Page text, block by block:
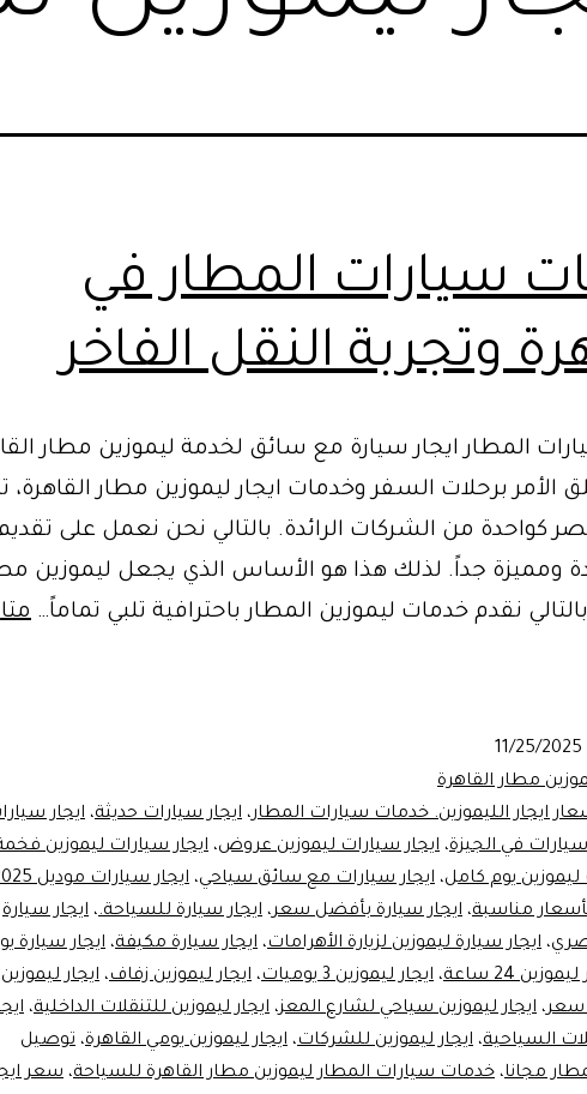
سيارات المطار في
وتجربة النقل الفاخر
المطار ايجار سيارة مع سائق لخدمة ليموزين مطار
الأمر برحلات السفر وخدمات ايجار ليموزين مطار القاهرة،
كواحدة من الشركات الرائدة. بالتالي نحن نعمل على
ومميزة جداً. لذلك هذا هو الأساس الذي يجعل ليموزين
نقدم خدمات ليموزين المطار باحترافية تلبي تماماً…
11/25/2025
مطار القاهرة
ايجار الليموزين. خدمات سيارات المطار، ايجار سيارات حديثة، ايجار
سيارات في الجيزة، ايجار سيارات ليموزين عروض، ايجار سيارات ليموزين
ليموزين يوم كامل، ايجار سيارات مع سائق سياحي، ايجار سيارات موديل 2025
مناسبة، ايجار سيارة بأفضل سعر، ايجار سيارة للسياحة.، ايجار سيارة
، ايجار سيارة ليموزين لزيارة الأهرامات، ايجار سيارة مكيفة، ايجار سيارة
24 ساعة ، ايجار ليموزين 3 يوميات ، ايجار ليموزين زفاف، ايجار ليموزين
سعر، ايجار ليموزين سياحي لشارع المعز، ايجار ليموزين للتنقلات الداخلية،
السياحية، ايجار ليموزين للشركات، ايجار ليموزين يومي القاهرة، توصيل
مجانا، خدمات سيارات المطار ليموزين مطار القاهرة للسياحة، سعر